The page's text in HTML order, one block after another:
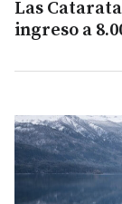
Las
ingreso a